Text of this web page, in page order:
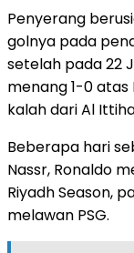
Penyerang
golnya pada
setelah pada 22
menang 1-0 atas
kalah dari Al
Beberapa hari
Nassr, Ronaldo
Riyadh Season,
melawan PSG.